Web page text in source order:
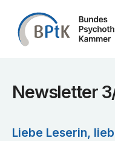
Zum Inhalt springen
Newsletter
Liebe Leserin,